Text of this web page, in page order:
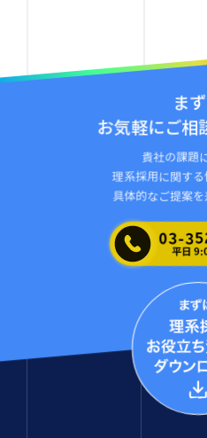
ターゲットにダイレクト
情報・通信
主な採用ターゲット ： 情報系
導入サ
理系向け情
ま
お気軽にご相
貴社の課題
理系採⽤に関す
具体的なご提案を
03-
平日